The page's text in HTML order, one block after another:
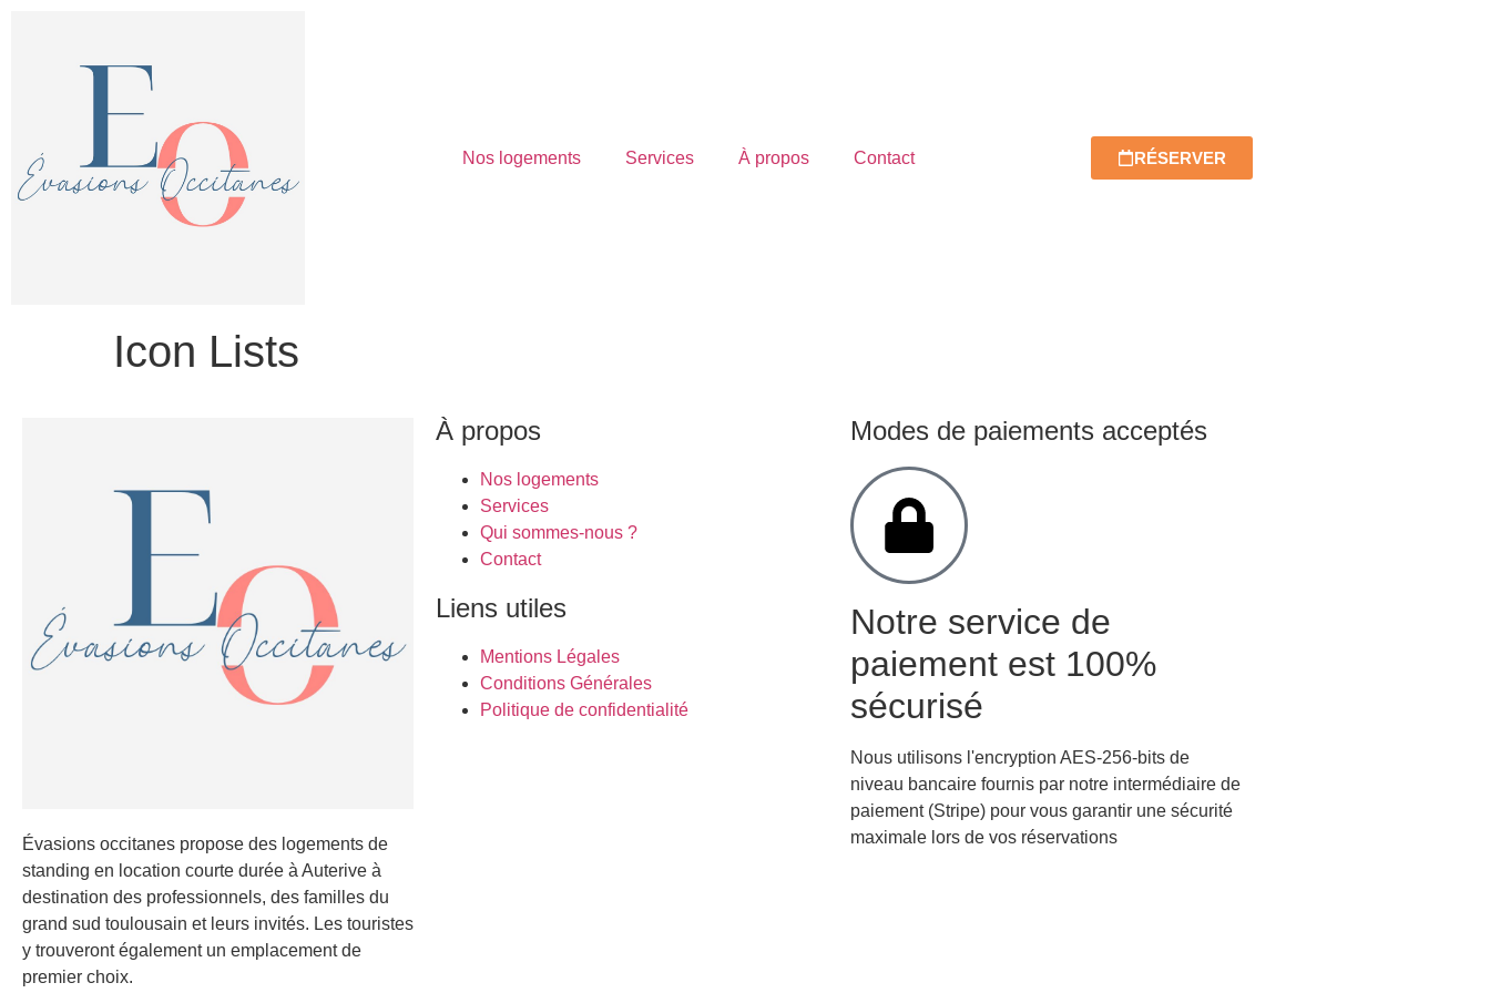
Nos logements Services À propos Contact RÉSERVER
Icon Lists
Évasions occitanes propose des logements de
standing en location courte durée à Auterive à
destination des professionnels, des familles du
grand sud toulousain et leurs invités. Les touristes
y trouveront également un emplacement de
premier choix.
À propos
Nos logements
Services
Qui sommes-nous ?
Contact
Liens utiles
Mentions Légales
Conditions Générales
Politique de confidentialité
Modes de paiements acceptés
Notre service de
paiement est 100%
sécurisé
Nous utilisons l'encryption AES-256-bits de
niveau bancaire fournis par notre intermédiaire de
paiement (Stripe) pour vous garantir une sécurité
maximale lors de vos réservations